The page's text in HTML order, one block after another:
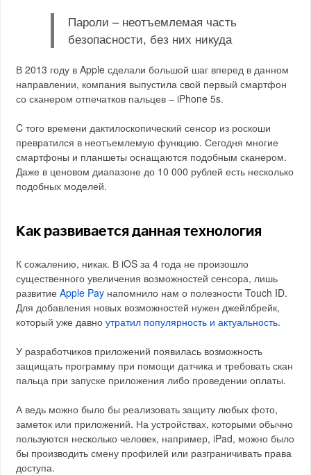
Пароли – неотъемлемая часть
безопасности, без них никуда
В 2013 году в Apple сделали большой шаг вперед в данном
направлении, компания выпустила свой первый смартфон
со сканером отпечатков пальцев – iPhone 5s.
C того времени дактилоскопический сенсор из роскоши
превратился в неотъемлемую функцию. Сегодня многие
смартфоны и планшеты оснащаются подобным сканером.
Даже в ценовом диапазоне до 10 000 рублей есть несколько
подобных моделей.
Как развивается данная технология
К сожалению, никак. В iOS за 4 года не произошло
существенного увеличения возможностей сенсора, лишь
развитиеApple Pay напомнило нам о полезности Touch ID.
Для добавления новых возможностей нужен джейлбрейк,
который уже давноутратил популярность и актуальность.
У разработчиков приложений появилась возможность
защищать программу при помощи датчика и требовать скан
пальца при запуске приложения либо проведении оплаты.
А ведь можно было бы реализовать защиту любых фото,
заметок или приложений. На устройствах, которыми обычно
пользуются несколько человек, например, iPad, можно было
бы производить смену профилей или разграничивать права
доступа.